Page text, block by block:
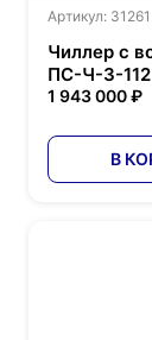
Артикул: 31261
Чиллер с
ПС-Ч-3-112
1 943 000 ₽
В